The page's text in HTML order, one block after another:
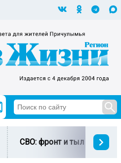
СВО: фронт и тыл